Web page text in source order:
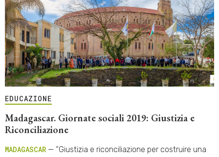
EDUCAZIONE
Madagascar. Giornate sociali 2019: Giustizia e
Riconciliazione
MADAGASCAR — “Giustizia e riconciliazione per costruire una